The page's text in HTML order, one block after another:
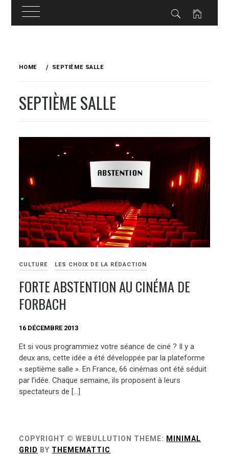
HOME SEPTIÈME SALLE
SEPTIÈME SALLE
CULTURE LES CHOIX DE LA RÉDACTION
FORTE ABSTENTION AU CINÉMA DE
FORBACH
16 DÉCEMBRE 2013
Et si vous programmiez votre séance de ciné ? Il y a
deux ans, cette idée a été développée par la plateforme
« septième salle ». En France, 66 cinémas ont été séduit
par l’idée. Chaque semaine, ils proposent à leurs
spectateurs de […]
COPYRIGHT © WEBULLUTION THEME: MINIMAL
GRID BY THEMEMATTIC